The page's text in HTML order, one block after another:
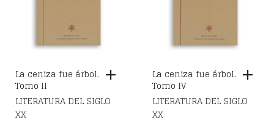
La ceniza fue árbol.
Tomo II
LITERATURA DEL SIGLO
XX
La ceniza fue árbol.
Tomo IV
LITERATURA DEL SIGLO
XX